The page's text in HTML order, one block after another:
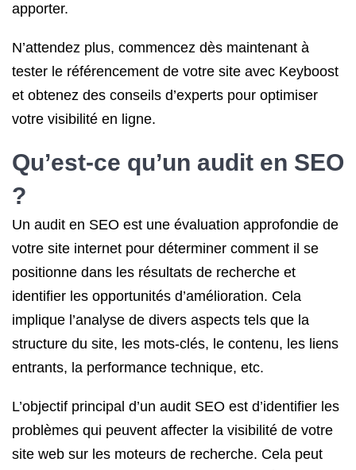
apporter.
N’attendez plus, commencez dès maintenant à
tester le référencement de votre site avec Keyboost
et obtenez des conseils d’experts pour optimiser
votre visibilité en ligne.
Qu’est-ce qu’un audit en SEO
?
Un audit en SEO est une évaluation approfondie de
votre site internet pour déterminer comment il se
positionne dans les résultats de recherche et
identifier les opportunités d’amélioration. Cela
implique l’analyse de divers aspects tels que la
structure du site, les mots-clés, le contenu, les liens
entrants, la performance technique, etc.
L’objectif principal d’un audit SEO est d’identifier les
problèmes qui peuvent affecter la visibilité de votre
site web sur les moteurs de recherche. Cela peut